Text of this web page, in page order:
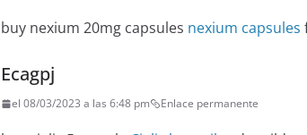
buy nexium 20mg capsules nexium capsules
Ecagpj
el 08/03/2023 a las 6:48 pm Enlace permanente